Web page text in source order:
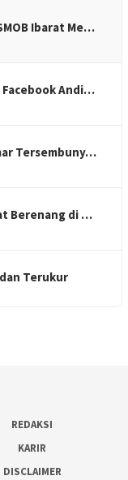
Ibarat Me…
Andi…
Tersembuny…
Berenang di …
Terukur
REDAKSI
KARIR
DISCLAIMER